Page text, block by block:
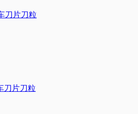
刀片刀粒
刀片刀粒